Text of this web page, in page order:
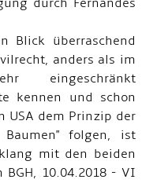
durch Fernandes
Blick überraschend
anders als im
eingeschränkt
kennen und schon
USA dem Prinzip der
folgen, ist
mit den beiden
10.04.2018 - VI